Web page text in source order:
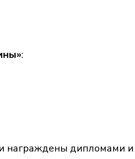
:
дипломами и